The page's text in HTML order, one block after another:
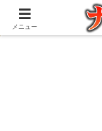
アウトドアとガ
メニュー